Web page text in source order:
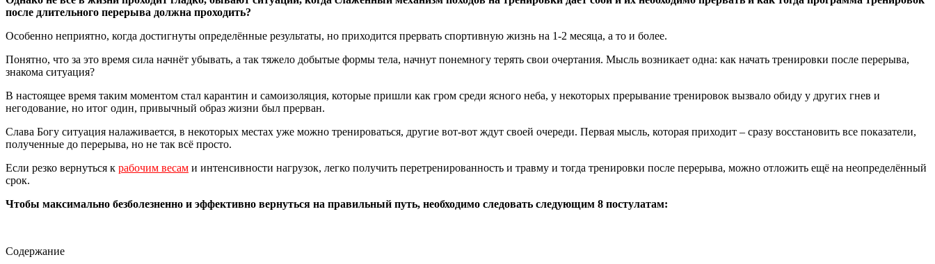
после длительного перерыва должна проходить?
Особенно неприятно, когда достигнуты определённые результаты, но приходится прервать спортивную жизнь на 1-2 месяца, а то и более.
Понятно, что за это время сила начнёт убывать, а так тяжело добытые формы тела, начнут понемногу терять свои очертания. Мысль возникает одна: как начать тренировки после перерыва,
знакома ситуация?
В настоящее время таким моментом стал карантин и самоизоляция, которые пришли как гром среди ясного неба, у некоторых прерывание тренировок вызвало обиду у других гнев и
негодование, но итог один, привычный образ жизни был прерван.
Слава Богу ситуация налаживается, в некоторых местах уже можно тренироваться, другие вот-вот ждут своей очереди. Первая мысль, которая приходит – сразу восстановить все показатели,
полученные до перерыва, но не так всё просто.
Если резко вернуться к рабочим весам и интенсивности нагрузок, легко получить перетренированность и травму и тогда тренировки после перерыва, можно отложить ещё на неопределённый
срок.
Чтобы максимально безболезненно и эффективно вернуться на правильный путь, необходимо следовать следующим 8 постулатам:
Содержание